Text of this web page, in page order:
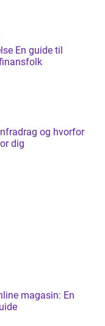
til
og hvorfor
dig
magasin: En